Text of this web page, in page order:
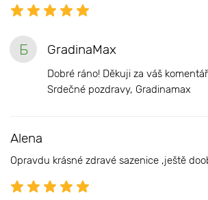
Б GradinaMax
Dobré ráno! Děkuji za váš
Srdečné pozdravy, Gradinamax
Alena
Opravdu krásné zdravé sazenice ,ještě